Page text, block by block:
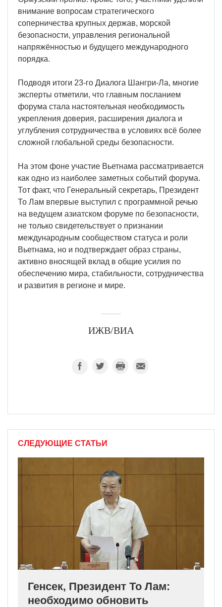
внимание вопросам стратегического
соперничества крупных держав, морской
безопасности, управления региональной
напряжённостью и будущего международного
порядка.
Подводя итоги 23-го Диалога Шангри-Ла, многие
эксперты отметили, что главным посланием
форума стала настоятельная необходимость
укрепления доверия, расширения диалога и
углубления сотрудничества в условиях всё более
сложной глобальной среды безопасности.
На этом фоне участие Вьетнама рассматривается
как одно из наиболее заметных событий форума.
Тот факт, что Генеральный секретарь, Президент
То Лам впервые выступил с программной речью
на ведущем азиатском форуме по безопасности,
не только свидетельствует о признании
международным сообществом статуса и роли
Вьетнама, но и подтверждает образ страны,
активно вносящей вклад в общие усилия по
обеспечению мира, стабильности, сотрудничества
и развития в регионе и мире.
ИЖВ/ВИА
СЛЕДУЮЩИЕ СТАТЬИ
Генсек, Президент То Лам:
необходимо обновить